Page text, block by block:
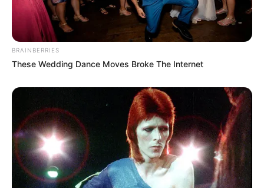
Institut Teknologi Nasional Bandung
Keluarga
Ayah: –
Ibu: –
Saudara Laki-laki: –
Saudara Perempuan: –
Pacar
BRAINBERRIES
These Wedding Dance Moves Broke The Internet